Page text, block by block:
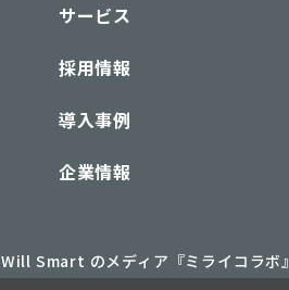
サービス
採用情報
導入事例
企業情報
Will Smart のメディア『ミライコラボ』